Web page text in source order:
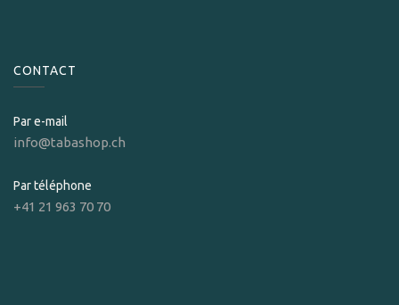
CONTACT
Par e-mail
info@tabashop.ch
Par téléphone
+41 21 963 70 70